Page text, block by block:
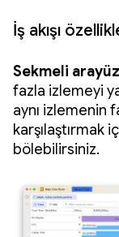
İş akışı
Sekmeli
fazla izlemeyi
aynı izlemenin
karşılaştırmak
bölebilirsiniz.